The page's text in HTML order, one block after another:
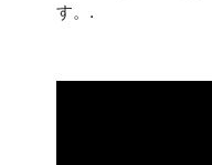
す。.